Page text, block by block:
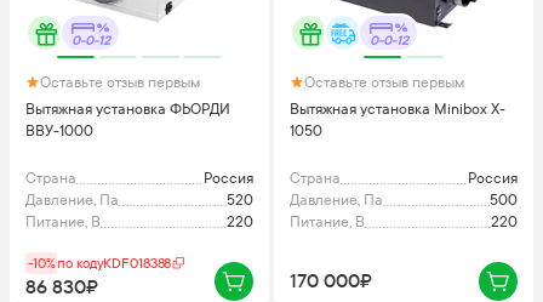
0-0-12
Оставьте отзыв первым
Вытяжная установка ФЬОРДИ
ВВУ-1000
Страна
Россия
Давление, Па
520
Питание, В
220
-10%по кодуKDF018388
86 830₽
0-0-12
Оставьте отзыв первым
Вытяжная установка Minibox X-
1050
Страна
Россия
Давление, Па
500
Питание, В
220
170 000₽